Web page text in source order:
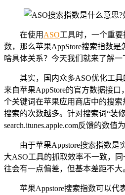
在使用 ASO工具时，一个重
数，那么苹果AppStore搜索指数
啥具体关系？今天我们就来了解一
其实，国内众多ASO优化工
来自苹果AppStore的官方数据接口
个关键词在苹果应用商店中的搜
搜索的次数越多。针对搜索词“装
search.itunes.apple.com反馈的数值为
由于苹果Appstore搜索指数是
大ASO工具的抓取效率不一致，
往会有一点偏差，但基本差距不大
苹果Appstore搜索指数可以代